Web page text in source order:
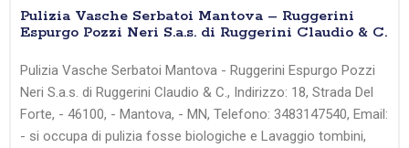
Pulizia Vasche Serbatoi Mantova – Ruggerini
Espurgo Pozzi Neri S.a.s. di Ruggerini Claudio & C.
Pulizia Vasche Serbatoi Mantova - Ruggerini Espurgo Pozzi
Neri S.a.s. di Ruggerini Claudio & C., Indirizzo: 18, Strada Del
Forte, - 46100, - Mantova, - MN, Telefono: 3483147540, Email:
- si occupa di pulizia fosse biologiche e Lavaggio tombini,